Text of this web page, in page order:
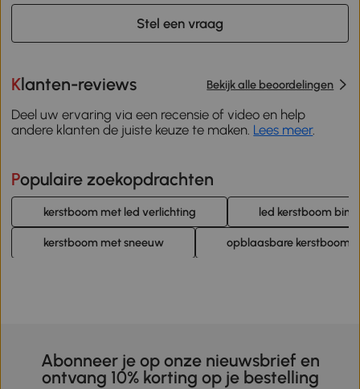
Stel een vraag
Klanten-reviews Bekijk alle beoordelingen
Deel uw ervaring via een recensie of video en help
andere klanten de juiste keuze te maken. Lees meer.
Populaire zoekopdrachten
kerstboom met led verlichting led kerstboom
kerstboom met sneeuw opblaasbare kerstboom
Abonneer je op onze nieuwsbrief en
ontvang 10% korting op je bestelling